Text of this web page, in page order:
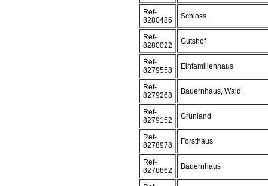
Ref-
8280486
Schloss
Ref-
8280022
Gutshof
Ref-
8279558
Einfamilienhaus
Ref-
8279268
Bauernhaus, Wald
Ref-
8279152
Grünland
Ref-
8278978
Forsthaus
Ref-
8278862
Bauernhaus